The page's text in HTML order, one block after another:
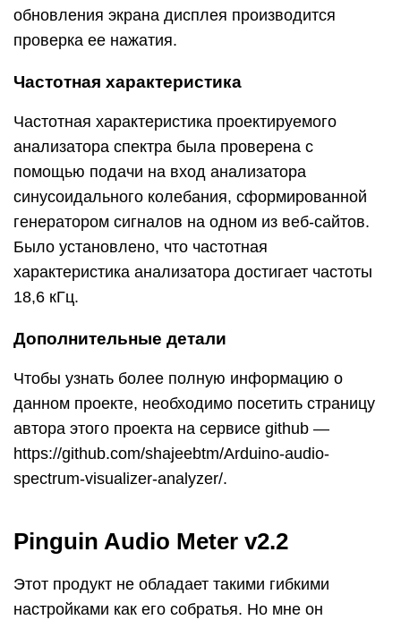
обновления экрана дисплея производится
проверка ее нажатия.
Частотная характеристика
Частотная характеристика проектируемого
анализатора спектра была проверена с
помощью подачи на вход анализатора
синусоидального колебания, сформированной
генератором сигналов на одном из веб-сайтов.
Было установлено, что частотная
характеристика анализатора достигает частоты
18,6 кГц.
Дополнительные детали
Чтобы узнать более полную информацию о
данном проекте, необходимо посетить страницу
автора этого проекта на сервисе github —
https://github.com/shajeebtm/Arduino-audio-
spectrum-visualizer-analyzer/.
Pinguin Audio Meter v2.2
Этот продукт не обладает такими гибкими
настройками как его собратья. Но мне он